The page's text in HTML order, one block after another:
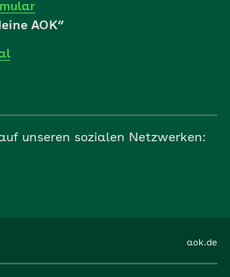
AOK“
unseren sozialen Netzwerken:
aok.de